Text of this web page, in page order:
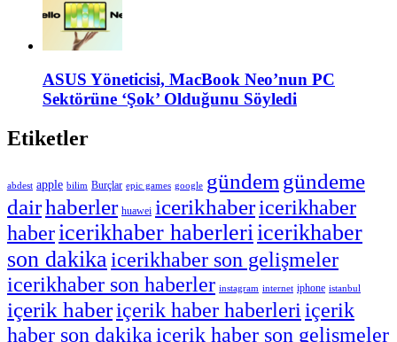
ASUS Yöneticisi, MacBook Neo’nun PC
Sektörüne ‘Şok’ Olduğunu Söyledi
Etiketler
abdest apple bilim Burçlar epic games google gündem gündeme
dairhaberler huawei icerikhabericerikhaber
habericerikhaber haberleriicerikhaber
son dakikaicerikhaber son gelişmeler
icerikhaber son haberler instagram internet iphone istanbul
içerik haberiçerik haber haberleri içerik
haber son dakika içerik haber son gelişmeler